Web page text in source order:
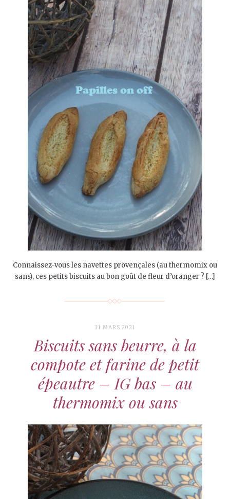
Connaissez-vous les navettes provençales (au thermomix ou
sans), ces petits biscuits au bon goût de fleur d’oranger ? […]
31 MARS 2021
Biscuits sans beurre, à la
compote et farine de petit
épeautre – IG bas – au
thermomix ou sans